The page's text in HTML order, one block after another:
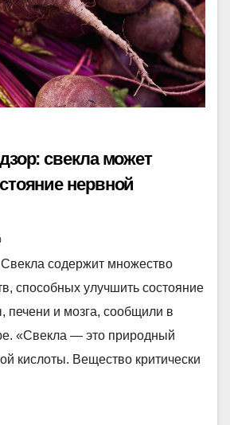
свекла может
нервной
содержит множество
способных улучшить состояние
печени и мозга, сообщили в
«Свекла — это природный
кислоты. Вещество критически